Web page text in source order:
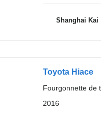
Shanghai Kai
Toyota Hiace
Fourgonnette de
2016